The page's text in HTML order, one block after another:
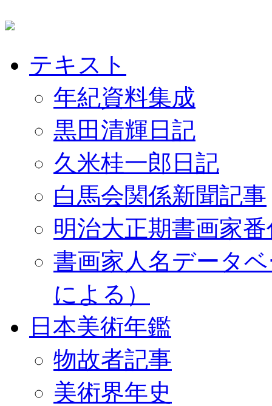
テキスト
年紀資料集成
黒田清輝日記
久米桂一郎日記
白馬会関係新聞記事
明治大正期書画家
書画家人名データ
による）
日本美術年鑑
物故者記事
美術界年史